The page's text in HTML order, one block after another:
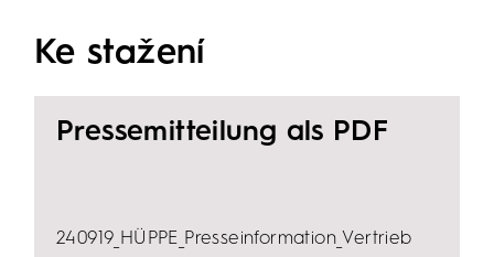
Ke stažení
Pressemitteilung als PDF
240919_HÜPPE_Presseinformation_Vertrieb